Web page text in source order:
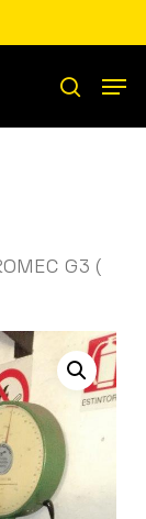
search
G3 (